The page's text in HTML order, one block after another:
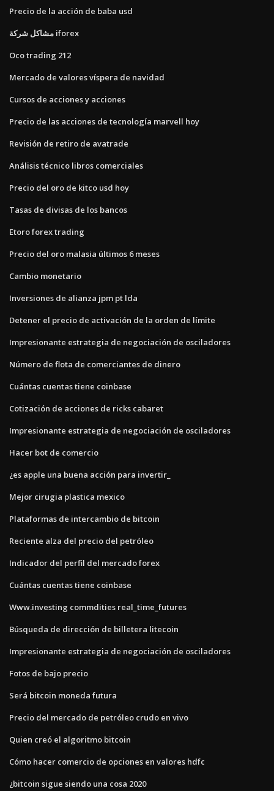
Precio de la acción de baba usd
مشاكل شركة iforex
Oco trading 212
Mercado de valores víspera de navidad
Cursos de acciones y acciones
Precio de las acciones de tecnología marvell hoy
Revisión de retiro de avatrade
Análisis técnico libros comerciales
Precio del oro de kitco usd hoy
Tasas de divisas de los bancos
Etoro forex trading
Precio del oro malasia últimos 6 meses
Cambio monetario
Inversiones de alianza jpm pt lda
Detener el precio de activación de la orden de límite
Impresionante estrategia de negociación de osciladores
Número de flota de comerciantes de dinero
Cuántas cuentas tiene coinbase
Cotización de acciones de ricks cabaret
Impresionante estrategia de negociación de osciladores
Hacer bot de comercio
¿es apple una buena acción para invertir_
Mejor cirugia plastica mexico
Plataformas de intercambio de bitcoin
Reciente alza del precio del petróleo
Indicador del perfil del mercado forex
Cuántas cuentas tiene coinbase
Www.investing commdities real_time_futures
Búsqueda de dirección de billetera litecoin
Impresionante estrategia de negociación de osciladores
Fotos de bajo precio
Será bitcoin moneda futura
Precio del mercado de petróleo crudo en vivo
Quien creó el algoritmo bitcoin
Cómo hacer comercio de opciones en valores hdfc
¿bitcoin sigue siendo una cosa 2020